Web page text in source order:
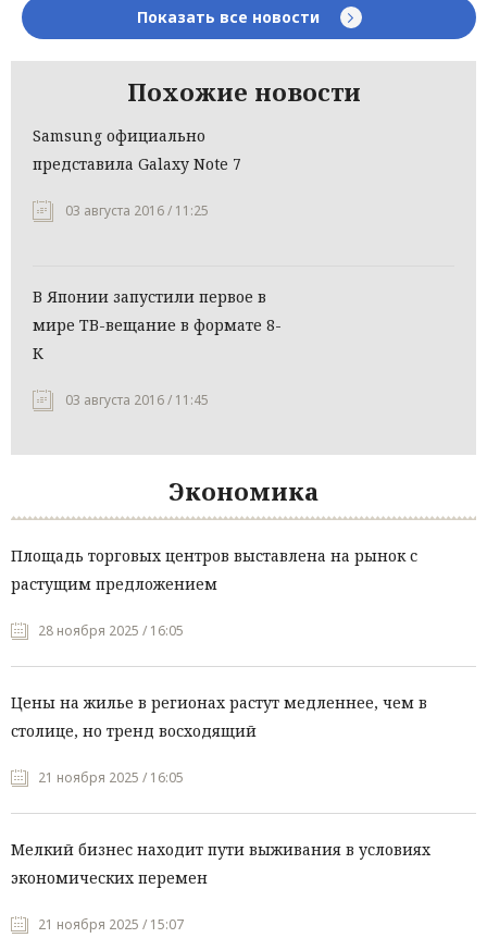
Показать все новости
Похожие новости
Samsung официально
представила Galaxy Note 7
03 августа 2016 / 11:25
В Японии запустили первое в
мире ТВ-вещание в формате 8-
К
03 августа 2016 / 11:45
Экономика
Площадь торговых центров выставлена на рынок с
растущим предложением
28 ноября 2025 / 16:05
Цены на жилье в регионах растут медленнее, чем в
столице, но тренд восходящий
21 ноября 2025 / 16:05
Мелкий бизнес находит пути выживания в условиях
экономических перемен
21 ноября 2025 / 15:07